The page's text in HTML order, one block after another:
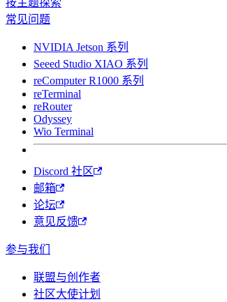
按主题探索
常见问题
NVIDIA Jetson 系列
Seeed Studio XIAO 系列
reComputer R1000 系列
reTerminal
reRouter
Odyssey
Wio Terminal
Discord 社区
邮箱
论坛
意见反馈
参与我们
联盟与创作者
社区大使计划